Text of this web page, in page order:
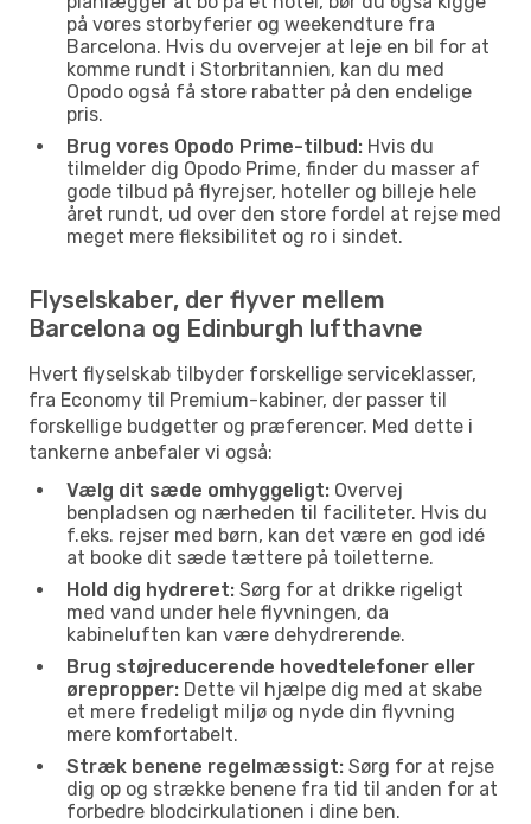
på vores storbyferier og weekendture fra
Barcelona. Hvis du overvejer at leje en bil for at
komme rundt i Storbritannien, kan du med
Opodo også få store rabatter på den endelige
pris.
Brug vores Opodo Prime-tilbud: Hvis du
tilmelder dig Opodo Prime, finder du masser af
gode tilbud på flyrejser, hoteller og billeje hele
året rundt, ud over den store fordel at rejse med
meget mere fleksibilitet og ro i sindet.
Flyselskaber, der flyver mellem
Barcelona og Edinburgh lufthavne
Hvert flyselskab tilbyder forskellige serviceklasser,
fra Economy til Premium-kabiner, der passer til
forskellige budgetter og præferencer. Med dette i
tankerne anbefaler vi også:
Vælg dit sæde omhyggeligt: Overvej
benpladsen og nærheden til faciliteter. Hvis du
f.eks. rejser med børn, kan det være en god idé
at booke dit sæde tættere på toiletterne.
Hold dig hydreret: Sørg for at drikke rigeligt
med vand under hele flyvningen, da
kabineluften kan være dehydrerende.
Brug støjreducerende hovedtelefoner eller
ørepropper: Dette vil hjælpe dig med at skabe
et mere fredeligt miljø og nyde din flyvning
mere komfortabelt.
Stræk benene regelmæssigt: Sørg for at rejse
dig op og strække benene fra tid til anden for at
forbedre blodcirkulationen i dine ben.